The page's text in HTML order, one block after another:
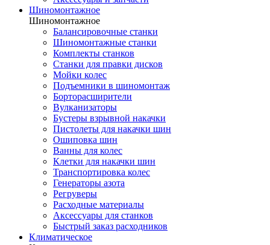
Шиномонтажное
Шиномонтажное
Балансировочные станки
Шиномонтажные станки
Комплекты станков
Станки для правки дисков
Мойки колес
Подъемники в шиномонтаж
Борторасширители
Вулканизаторы
Бустеры взрывной накачки
Пистолеты для накачки шин
Ошиповка шин
Ванны для колес
Клетки для накачки шин
Транспортировка колес
Генераторы азота
Регруверы
Расходные материалы
Аксессуары для станков
Быстрый заказ расходников
Климатическое